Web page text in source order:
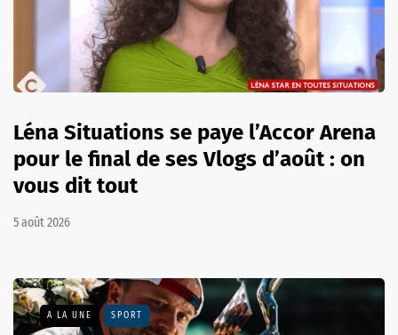
Léna Situations se paye l’Accor Arena
pour le final de ses Vlogs d’août : on
vous dit tout
5 août 2026
A LA UNE SPORT